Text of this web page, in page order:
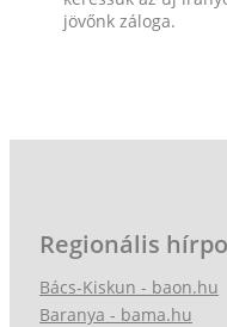
jövőnk záloga.
Regionális
Bács-Kiskun - baon.hu
Baranya - bama.hu